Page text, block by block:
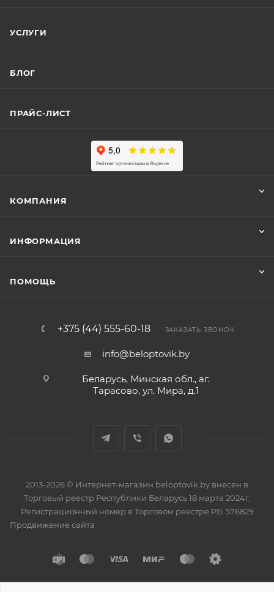
УСЛУГИ
БЛОГ
ПРАЙС-ЛИСТ
КОМПАНИЯ
ИНФОРМАЦИЯ
ПОМОЩЬ
+375 (44) 555-60-18 ЗАКАЗАТЬ ЗВОНОК
info@beloptovik.by
Беларусь, Минская обл., аг.
Тарасово, ул. Мира, д.1
2013-2026 © Интернет-магазин beloptovik.by внесен в
Торговый реестр Республики Беларусь 18 марта 2024г.
Регистрационный номер в Торговом реестре РБ: 576829
Продвижение сайта